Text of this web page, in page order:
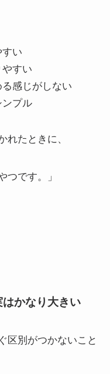
い
すい
感じがしない
ンプル
れたときに、
つです。」
かなり大きい
区別がつかないこと